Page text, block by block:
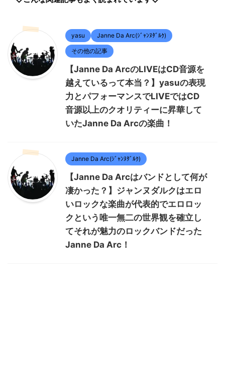
yasu Janne Da Arc(ｼﾞｬﾝﾇﾀﾞﾙｸ)
その他の記事
【Janne Da ArcのLIVEはCD音源を
越えているって本当？】yasuの表現
力とパフォーマンスでLIVEではCD
音源以上のクオリティーに昇華して
いたJanne Da Arcの楽曲！
Janne Da Arc(ｼﾞｬﾝﾇﾀﾞﾙｸ)
【Janne Da Arcはバンドとして何が
凄かった？】ジャンヌダルクはエロ
いロックな楽曲が代表的でエロロッ
クという唯一無二の世界観を確立し
てそれが魅力のロックバンドだった
Janne Da Arc！